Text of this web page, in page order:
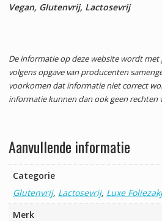
Vegan, Glutenvrij, Lactosevrij
De informatie op deze website wordt
volgens opgave van producenten
voorkomen dat informatie niet correct
informatie kunnen dan ook geen rechten
Aanvullende informatie
Categorie
Glutenvrij, Lactosevrij, Luxe
Merk